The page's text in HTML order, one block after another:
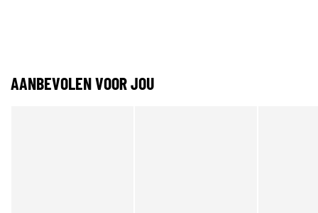
AANBEVOLEN VOOR JOU